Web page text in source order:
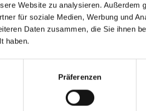
Website zu analysieren.
für soziale Medien, Werbung und
Daten zusammen, die Sie ihnen
haben.
Präferenzen
rezeptgebührenbefreit im
2024, sind.
050944 5300 oder unter